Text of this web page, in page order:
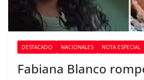
DESTACADO NACIONALES NOTA ESPECIAL
Fabiana Blanco